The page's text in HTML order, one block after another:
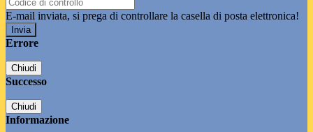
E-mail inviata, si prega di controllare la casella di posta elettronica!
Errore
Chiudi
Successo
Chiudi
Informazione